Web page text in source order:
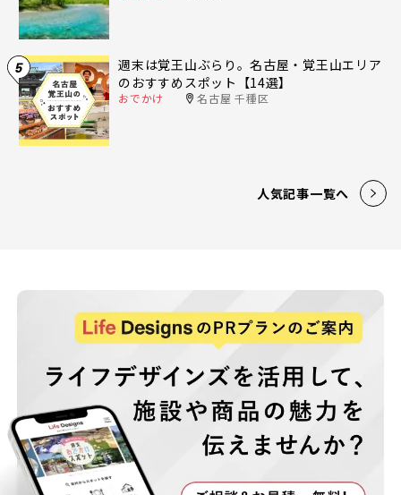
5
週末は覚王山ぶらり。名古屋・覚王山エリア
のおすすめスポット【14選】
おでかけ 名古屋 千種区
人気記事一覧へ